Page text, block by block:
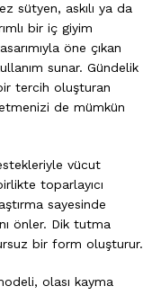
sütyen, askılı ya da
bir iç giyim
öne çıkan
sunar. Gündelik
tercih oluşturan
de mümkün
vücut
toparlayıcı
sayesinde
önler. Dik tutma
bir form oluşturur.
olası kayma